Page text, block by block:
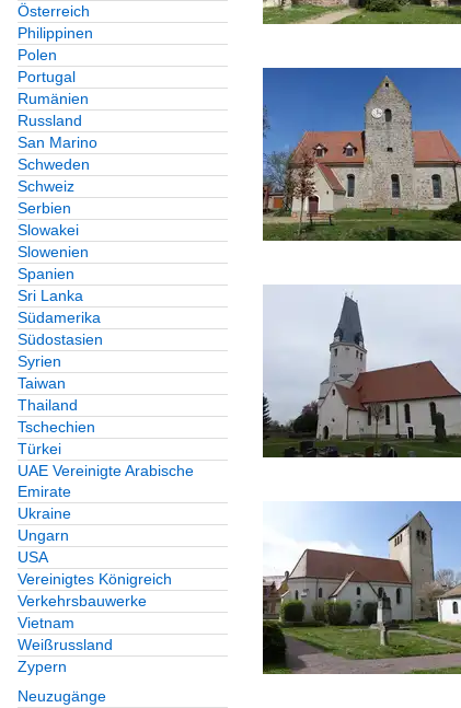
Österreich
Philippinen
Polen
Portugal
Rumänien
Russland
San Marino
Schweden
Schweiz
Serbien
Slowakei
Slowenien
Spanien
Sri Lanka
Südamerika
Südostasien
Syrien
Taiwan
Thailand
Tschechien
Türkei
UAE Vereinigte Arabische
Emirate
Ukraine
Ungarn
USA
Vereinigtes Königreich
Verkehrsbauwerke
Vietnam
Weißrussland
Zypern
Neuzugänge